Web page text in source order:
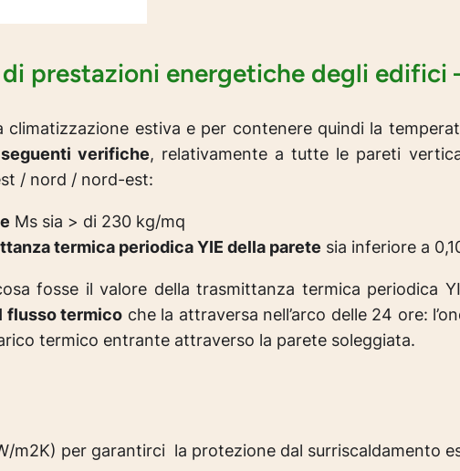
prestazioni energetiche degli edifici
estiva e per contenere quindi la
seguenti verifiche, relativamente a tutte le pareti
/ nord / nord-est:
Ms sia > di 230 kg/mq
termica periodica YIE della parete sia inferiore a
fosse il valore della trasmittanza termica periodica
flusso termico che la attraversa nell’arco delle 24 ore:
termico entrante attraverso la parete soleggiata.
m2K) per garantirci la protezione dal surriscaldamento